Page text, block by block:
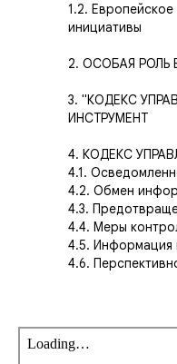
1.2.
инициативы
2. ОСОБАЯ РОЛЬ
3. "КОДЕКС
ИНСТРУМЕНТ
4. КОДЕКС
4.1.
4.2. Обмен
4.3.
4.4. Меры
4.5. Информация
4.6.